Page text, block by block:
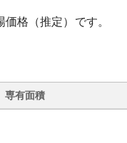
格（推定）です。
専有面積